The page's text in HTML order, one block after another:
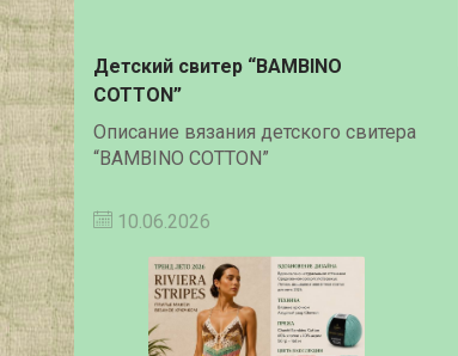
Детский свитер “BAMBINO
COTTON”
Описание вязания детского свитера
“BAMBINO COTTON”
10.06.2026